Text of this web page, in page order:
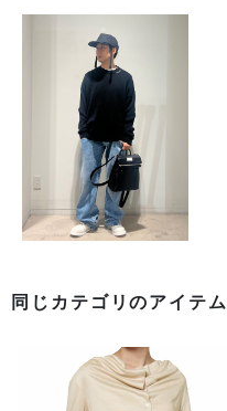
同じカテゴリのアイテム